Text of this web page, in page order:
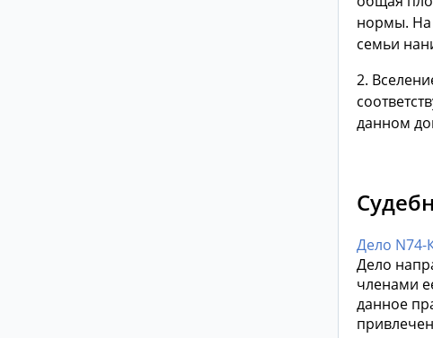
нормы. На
семьи
2.
данном
Дело
Дело
членами
данное